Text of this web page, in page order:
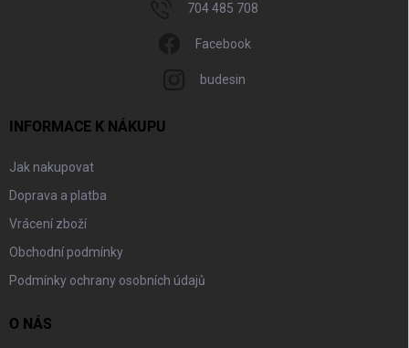
704 485 708
Facebook
budesin
INFORMACE K NÁKUPU
Jak nakupovat
Doprava a platba
Vrácení zboží
Obchodní podmínky
Podmínky ochrany osobních údajů
O NÁS